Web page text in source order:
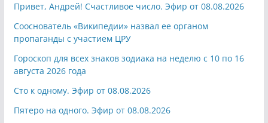
Привет, Андрей! Счастливое число. Эфир от 08.08.2026
Сооснователь «Википедии» назвал ее органом
пропаганды с участием ЦРУ
Гороскоп для всех знаков зодиака на неделю с 10 по 16
августа 2026 года
Сто к одному. Эфир от 08.08.2026
Пятеро на одного. Эфир от 08.08.2026